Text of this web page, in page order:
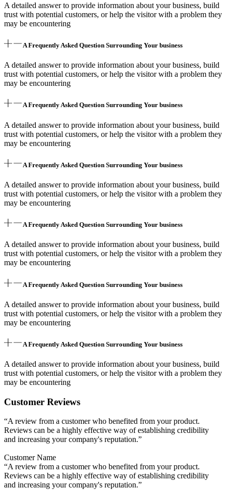
A detailed answer to provide information about your business, build
trust with potential customers, or help the visitor with a problem they
may be encountering
A Frequently Asked Question Surrounding Your business
A detailed answer to provide information about your business, build
trust with potential customers, or help the visitor with a problem they
may be encountering
A Frequently Asked Question Surrounding Your business
A detailed answer to provide information about your business, build
trust with potential customers, or help the visitor with a problem they
may be encountering
A Frequently Asked Question Surrounding Your business
A detailed answer to provide information about your business, build
trust with potential customers, or help the visitor with a problem they
may be encountering
A Frequently Asked Question Surrounding Your business
A detailed answer to provide information about your business, build
trust with potential customers, or help the visitor with a problem they
may be encountering
A Frequently Asked Question Surrounding Your business
A detailed answer to provide information about your business, build
trust with potential customers, or help the visitor with a problem they
may be encountering
A Frequently Asked Question Surrounding Your business
A detailed answer to provide information about your business, build
trust with potential customers, or help the visitor with a problem they
may be encountering
Customer Reviews
“A review from a customer who benefited from your product.
Reviews can be a highly effective way of establishing credibility
and increasing your company's reputation.”
Customer Name
“A review from a customer who benefited from your product.
Reviews can be a highly effective way of establishing credibility
and increasing your company's reputation.”